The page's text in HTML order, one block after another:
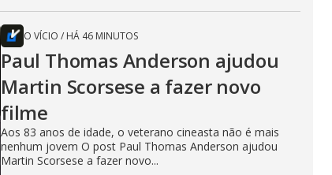
O VÍCIO / HÁ 46 MINUTOS
Paul Thomas Anderson ajudou
Martin Scorsese a fazer novo
filme
Aos 83 anos de idade, o veterano cineasta não é mais
nenhum jovem O post Paul Thomas Anderson ajudou
Martin Scorsese a fazer novo...